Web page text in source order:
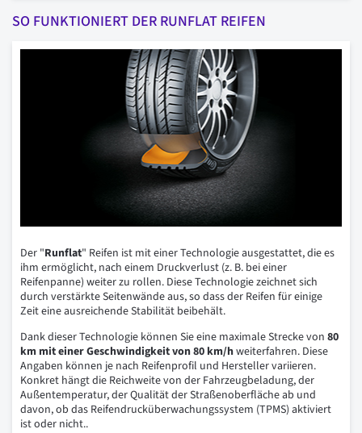
SO FUNKTIONIERT DER RUNFLAT REIFEN
Der "Runflat" Reifen ist mit einer Technologie ausgestattet, die es
ihm ermöglicht, nach einem Druckverlust (z. B. bei einer
Reifenpanne) weiter zu rollen. Diese Technologie zeichnet sich
durch verstärkte Seitenwände aus, so dass der Reifen für einige
Zeit eine ausreichende Stabilität beibehält.
Dank dieser Technologie können Sie eine maximale Strecke von 80
km mit einer Geschwindigkeit von 80 km/hweiterfahren. Diese
Angaben können je nach Reifenprofil und Hersteller variieren.
Konkret hängt die Reichweite von der Fahrzeugbeladung, der
Außentemperatur, der Qualität der Straßenoberfläche ab und
davon, ob das Reifendrucküberwachungssystem (TPMS) aktiviert
ist oder nicht..